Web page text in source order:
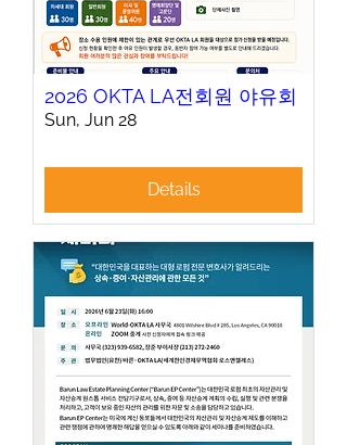
2026 OKTA LA전회원 야유회
Sun, Jun 28
Details